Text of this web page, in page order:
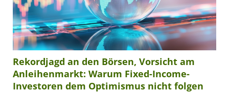
Rekordjagd an den Börsen, Vorsicht am
Anleihenmarkt: Warum Fixed-Income-
Investoren dem Optimismus nicht folgen